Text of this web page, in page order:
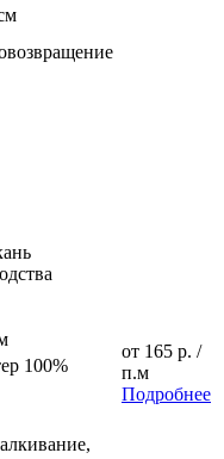
100%
от 165 р. /
п.м
Подробнее